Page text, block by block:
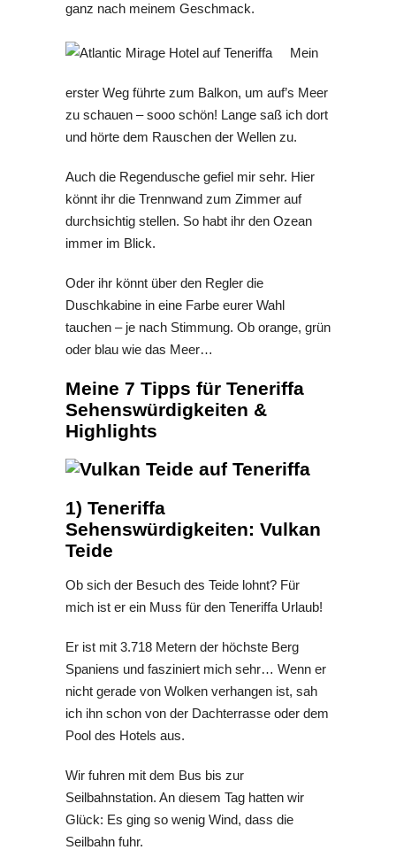
ganz nach meinem Geschmack.
Mein
erster Weg führte zum Balkon, um auf’s Meer
zu schauen – sooo schön! Lange saß ich dort
und hörte dem Rauschen der Wellen zu.
Auch die Regendusche gefiel mir sehr. Hier
könnt ihr die Trennwand zum Zimmer auf
durchsichtig stellen. So habt ihr den Ozean
immer im Blick.
Oder ihr könnt über den Regler die
Duschkabine in eine Farbe eurer Wahl
tauchen – je nach Stimmung. Ob orange, grün
oder blau wie das Meer…
Meine 7 Tipps für Teneriffa
Sehenswürdigkeiten &
Highlights
1) Teneriffa
Sehenswürdigkeiten: Vulkan
Teide
Ob sich der Besuch des Teide lohnt? Für
mich ist er ein Muss für den Teneriffa Urlaub!
Er ist mit 3.718 Metern der höchste Berg
Spaniens und fasziniert mich sehr… Wenn er
nicht gerade von Wolken verhangen ist, sah
ich ihn schon von der Dachterrasse oder dem
Pool des Hotels aus.
Wir fuhren mit dem Bus bis zur
Seilbahnstation. An diesem Tag hatten wir
Glück: Es ging so wenig Wind, dass die
Seilbahn fuhr.